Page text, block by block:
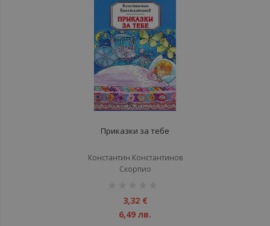
Приказки за тебе
Константин Константинов
Скорпио
3,32 €
6,49 лв.